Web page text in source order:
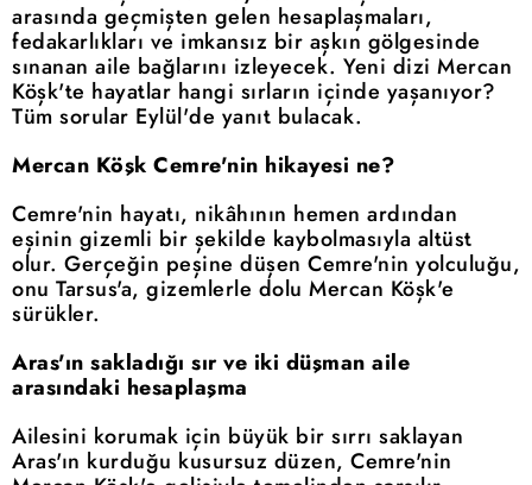
arasında geçmişten gelen hesaplaşmaları,
fedakarlıkları ve imkansız bir aşkın gölgesinde
sınanan aile bağlarını izleyecek. Yeni dizi Mercan
Köşk'te hayatlar hangi sırların içinde yaşanıyor?
Tüm sorular Eylül'de yanıt bulacak.
Mercan Köşk Cemre'nin hikayesi ne?
Cemre'nin hayatı, nikâhının hemen ardından
eşinin gizemli bir şekilde kaybolmasıyla altüst
olur. Gerçeğin peşine düşen Cemre'nin yolculuğu,
onu Tarsus'a, gizemlerle dolu Mercan Köşk'e
sürükler.
Aras'ın sakladığı sır ve iki düşman aile
arasındaki hesaplaşma
Ailesini korumak için büyük bir sırrı saklayan
Aras'ın kurduğu kusursuz düzen, Cemre'nin